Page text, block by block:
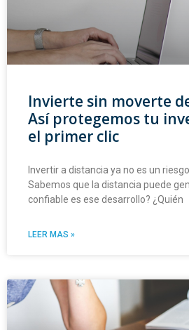
Invierte sin moverte
Así protegemos tu
el primer clic
Invertir a distancia ya no es un
Sabemos que la distancia puede
confiable es ese desarrollo? ¿Quién
LEER MAS »